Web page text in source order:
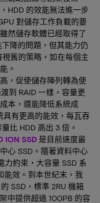
HDD 的效能無法進一步
對儲存工作負載的要
然儲存軟體已經取得了
降的問題，但其能力仍
舊的策略，如在每個主
。
，促使儲存陣列轉為使
到 RAID 一樣，容量更
本，還能降低系統成
具有更高的能效，每瓦吞
比 HDD 高出 3 倍。
ION SSD 是目前速度最
心 SSD。隨著資料中心
力約束，大容量 SSD 系
能效。到本世紀末，我
SSD，標準 2RU 機箱
中提供超過 100PB 的容